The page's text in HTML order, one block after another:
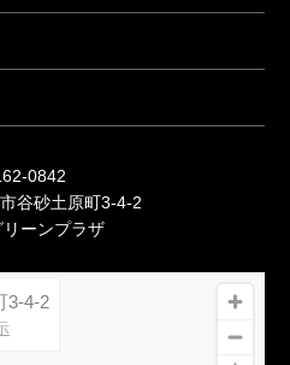
0842
谷砂土原町3-4-2
ーンプラザ
3-4-2